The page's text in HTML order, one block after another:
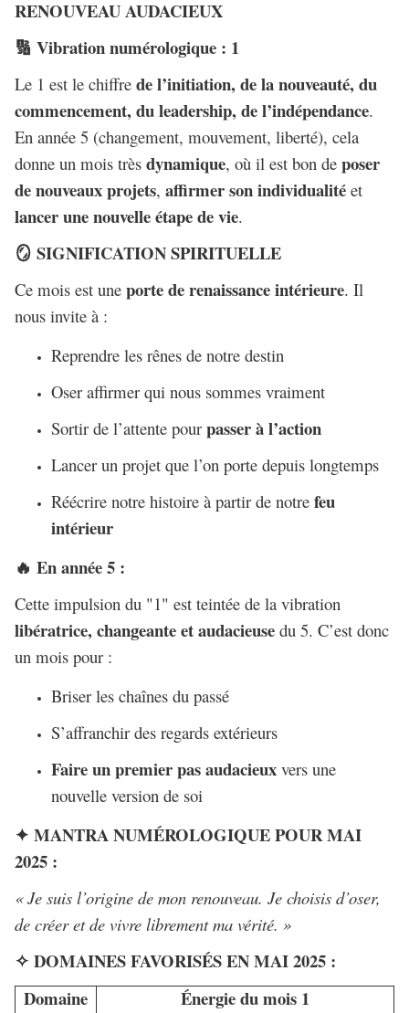
RENOUVEAU AUDACIEUX
🔢 Vibration numérologique : 1
Le 1 est le chiffre de l’initiation, de la nouveauté, du
commencement, du leadership, de l’indépendance.
En année 5 (changement, mouvement, liberté), cela
donne un mois très dynamique, où il est bon de poser
de nouveaux projets, affirmer son individualité et
lancer une nouvelle étape de vie.
🪞 SIGNIFICATION SPIRITUELLE
Ce mois est une porte de renaissance intérieure. Il
nous invite à :
Reprendre les rênes de notre destin
Oser affirmer qui nous sommes vraiment
Sortir de l’attente pour passer à l’action
Lancer un projet que l’on porte depuis longtemps
Réécrire notre histoire à partir de notre feu
intérieur
🔥 En année 5 :
Cette impulsion du "1" est teintée de la vibration
libératrice, changeante et audacieuse du 5. C’est donc
un mois pour :
Briser les chaînes du passé
S’affranchir des regards extérieurs
Faire un premier pas audacieux vers une
nouvelle version de soi
✦ MANTRA NUMÉROLOGIQUE POUR MAI
2025 :
« Je suis l’origine de mon renouveau. Je choisis d’oser,
de créer et de vivre librement ma vérité. »
✧ DOMAINES FAVORISÉS EN MAI 2025 :
Domaine
Énergie du mois 1